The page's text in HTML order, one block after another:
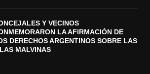
Y VECINOS
LA AFIRMACIÓN DE
DERECHOS ARGENTINOS SOBRE LAS
MALVINAS